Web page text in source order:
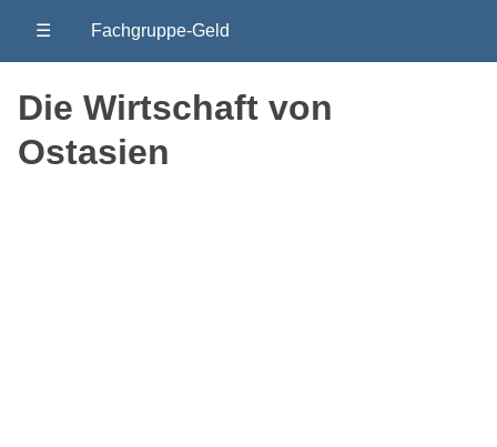
☰ Fachgruppe-Geld
Die Wirtschaft von
Ostasien